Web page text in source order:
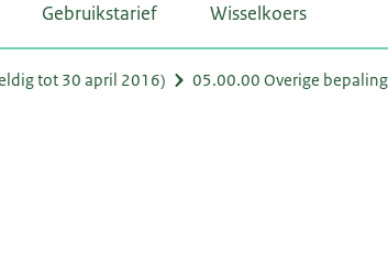
Gebruikstarief Wisselkoers
tot 30 april 2016) 05.00.00 Overige